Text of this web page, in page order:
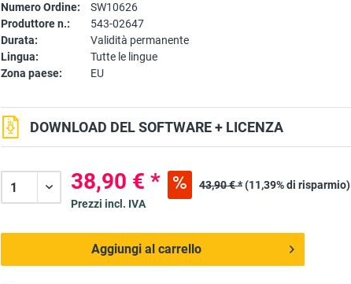
Numero Ordine:
SW10626
Produttore n.:
543-02647
Durata:
Validità permanente
Lingua:
Tutte le lingue
Zona paese:
EU
DOWNLOAD DEL SOFTWARE + LICENZA
38,90 € * 43,90 € *(11,39% di risparmio)
Prezzi incl. IVA
Aggiungi al carrello